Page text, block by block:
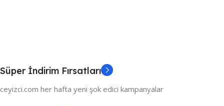
Süper İndirim Fırsatları
ceyizci.com her hafta yeni şok edici kampanyalar